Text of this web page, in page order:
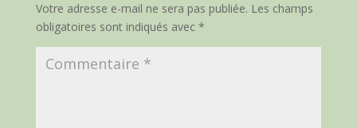
Votre adresse e-mail ne sera pas publiée. Les champs
obligatoires sont indiqués avec *